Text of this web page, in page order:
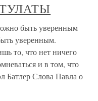
быть уверенным
уверенным.
то, что нет ничего
и в том, что
Батлер Слова Павла о